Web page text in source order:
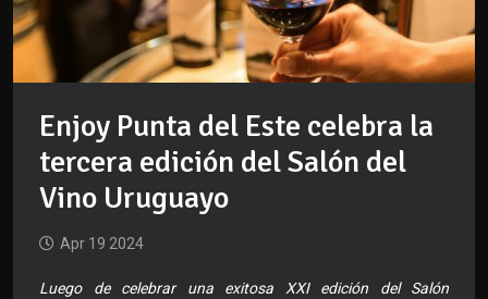
Enjoy Punta del Este celebra la
tercera edición del Salón del
Vino Uruguayo
Apr 19 2024
Luego de celebrar una exitosa XXI edición del Salón